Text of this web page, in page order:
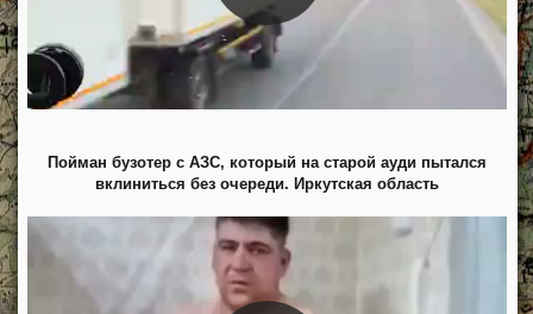
Пойман бузотер с АЗС, который на старой ауди пытался
вклиниться без очереди. Иркутская область